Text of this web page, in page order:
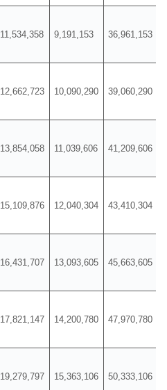
11,534,358 9,191,153 36,961,153
12,662,723 10,090,290 39,060,290
13,854,058 11,039,606 41,209,606
15,109,876 12,040,304 43,410,304
16,431,707 13,093,605 45,663,605
17,821,147 14,200,780 47,970,780
19,279,797 15,363,106 50,333,106